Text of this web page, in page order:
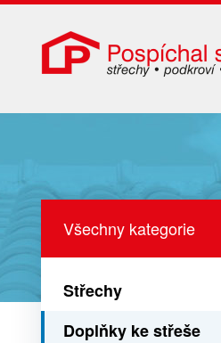
Všechny kategorie
Střechy
Doplňky ke střeše